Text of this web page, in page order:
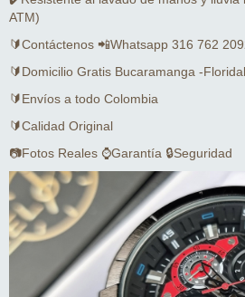
ATM)
🔰Contáctenos 📲Whatsapp 316 762
🔰Domicilio Gratis Bucaramanga -
🔰Envíos a todo Colombia
🔰Calidad Original
📷Fotos Reales ⌚Garantía 🔒Seguridad